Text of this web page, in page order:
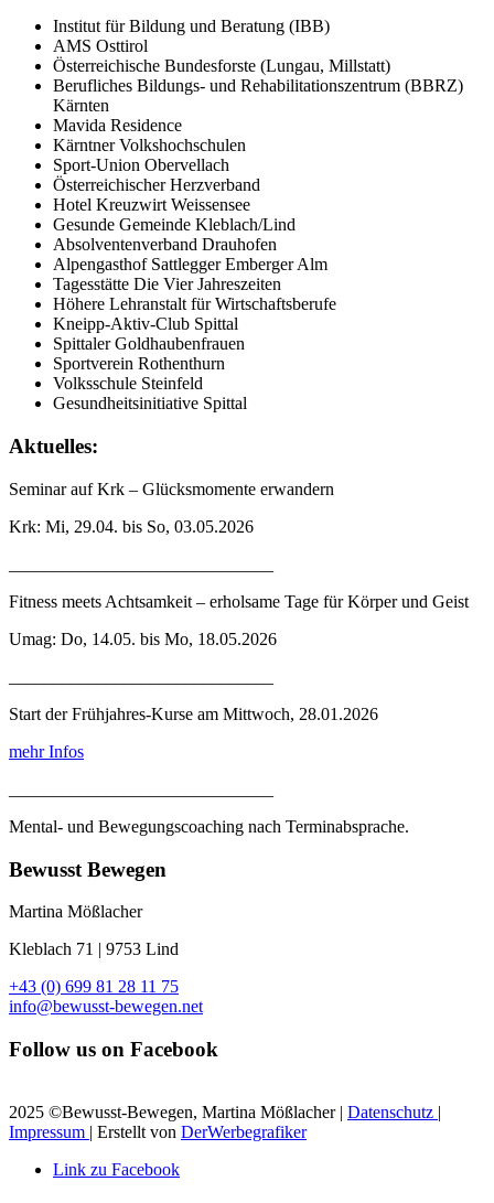
Institut für Bildung und Beratung (IBB)
AMS Osttirol
Österreichische Bundesforste (Lungau, Millstatt)
Berufliches Bildungs- und Rehabilitationszentrum (BBRZ)
Kärnten
Mavida Residence
Kärntner Volkshochschulen
Sport-Union Obervellach
Österreichischer Herzverband
Hotel Kreuzwirt Weissensee
Gesunde Gemeinde Kleblach/Lind
Absolventenverband Drauhofen
Alpengasthof Sattlegger Emberger Alm
Tagesstätte Die Vier Jahreszeiten
Höhere Lehranstalt für Wirtschaftsberufe
Kneipp-Aktiv-Club Spittal
Spittaler Goldhaubenfrauen
Sportverein Rothenthurn
Volksschule Steinfeld
Gesundheitsinitiative Spittal
Aktuelles:
Seminar auf Krk – Glücksmomente erwandern
Krk: Mi, 29.04. bis So, 03.05.2026
Fitness meets Achtsamkeit – erholsame Tage für Körper und Geist
Umag: Do, 14.05. bis Mo, 18.05.2026
Start der Frühjahres-Kurse am Mittwoch, 28.01.2026
mehr Infos
Mental- und Bewegungscoaching nach Terminabsprache.
Bewusst Bewegen
Martina Mößlacher
Kleblach 71 | 9753 Lind
+43 (0) 699 81 28 11 75
info@bewusst-bewegen.net
Follow us on Facebook
2025 ©Bewusst-Bewegen, Martina Mößlacher | Datenschutz |
Impressum | Erstellt von DerWerbegrafiker
Link zu Facebook